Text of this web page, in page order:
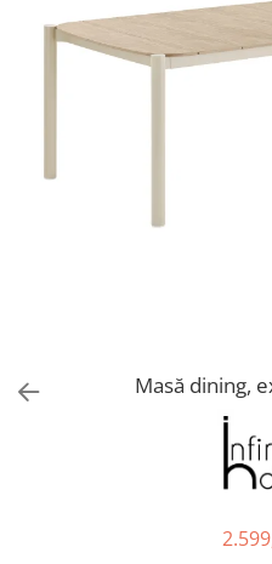
Canapele
Mobila dormitor
Mese
Masă dining,